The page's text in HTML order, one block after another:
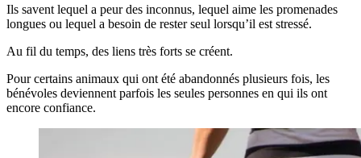
Ils savent lequel a peur des inconnus, lequel aime les promenades
longues ou lequel a besoin de rester seul lorsqu’il est stressé.
Au fil du temps, des liens très forts se créent.
Pour certains animaux qui ont été abandonnés plusieurs fois, les
bénévoles deviennent parfois les seules personnes en qui ils ont
encore confiance.